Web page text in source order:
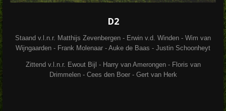
D2
Staand v.l.n.r. Matthijs Zevenbergen - Erwin v.d. Winden - Wim van
Wijngaarden - Frank Molenaar - Auke de Baas - Justin Schoonheyt
Zittend v.l.n.r. Ewout Bijl - Harry van Amerongen - Floris van
Drimmelen - Cees den Boer - Gert van Herk